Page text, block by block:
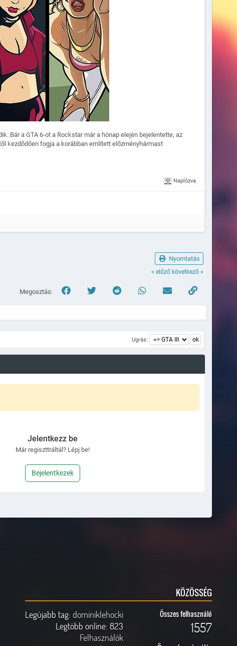
Bár a GTA 6-ot a Rockstar már a hónap elején bejelentette, az
kezdődően fogja a korábban említett előzményhármast
Naplózva
Nyomtatás
« előző következő »
Megosztás:
Ugrás:
Jelentkezz be
Már regiszttráltál? Lépj be!
Bejelentkezek
KÖZÖSSÉG
Legújabb tag: dominiklehocki
Legtöbb online: 823
Felhasználók
Összes felhasználó
1557